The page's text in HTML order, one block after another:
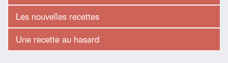
Les nouvelles recettes
Une recette au hasard